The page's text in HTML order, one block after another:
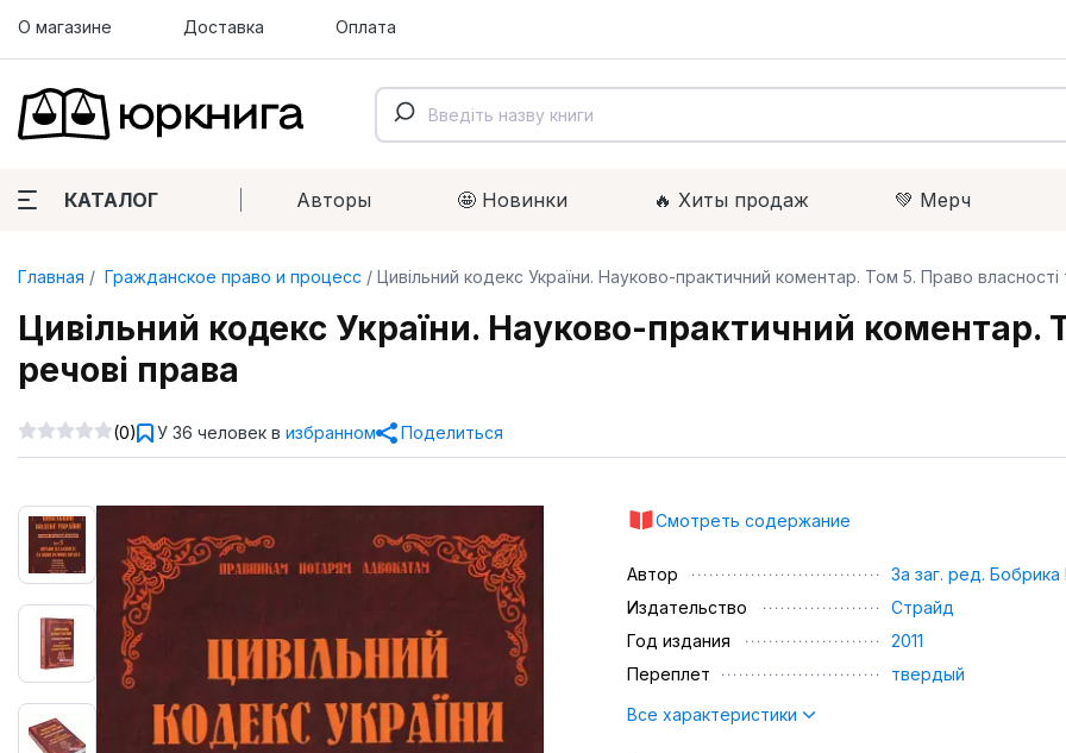
О магазине Доставка Оплата
КАТАЛОГ Авторы 🤩 Новинки 🔥 Xиты продаж 💚 Мерч
Главная Гражданское право и процесс Цивільний кодекс України. Науково-практичний коментар. Том 5. Право власності
Цивільний кодекс України. Науково-практичний коментар.
речові права
(0) У 36 человек в избранном Поделиться
Смотреть содержание
Автор
За заг. ред. Бобрика
Издательство
Страйд
Год издания
2011
Переплет
твердый
Все характеристики